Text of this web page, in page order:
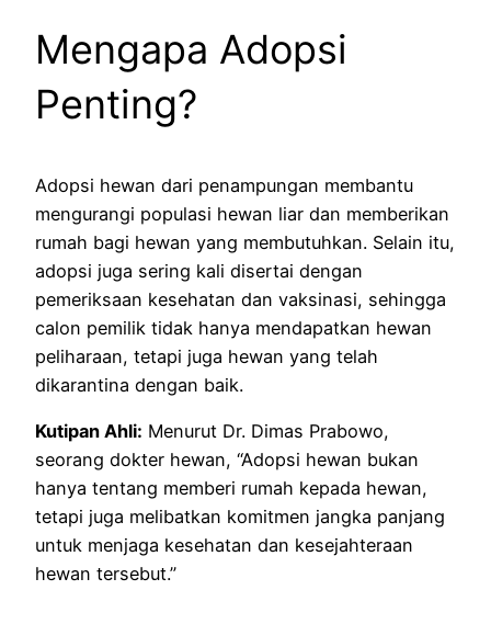
Mengapa Adopsi
Penting?
Adopsi hewan dari penampungan membantu
mengurangi populasi hewan liar dan memberikan
rumah bagi hewan yang membutuhkan. Selain itu,
adopsi juga sering kali disertai dengan
pemeriksaan kesehatan dan vaksinasi, sehingga
calon pemilik tidak hanya mendapatkan hewan
peliharaan, tetapi juga hewan yang telah
dikarantina dengan baik.
Kutipan Ahli: Menurut Dr. Dimas Prabowo,
seorang dokter hewan, “Adopsi hewan bukan
hanya tentang memberi rumah kepada hewan,
tetapi juga melibatkan komitmen jangka panjang
untuk menjaga kesehatan dan kesejahteraan
hewan tersebut.”